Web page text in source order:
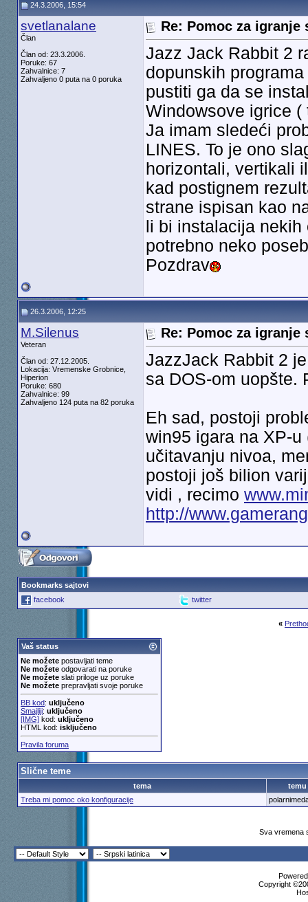
24.3.2006, 15:54
svetlanalane
Član
Član od: 23.3.2006.
Poruke: 67
Zahvalnice: 7
Zahvaljeno 0 puta na 0 poruka
Re: Pomoc za igranje
Jazz Jack Rabbit 2
dopunskih
pustiti ga da se
Windowsove igrice
Ja imam sledeći
LINES. To je ono
horizontali, vertikali
kad postignem
strane ispisan kao
li bi instalacija
potrebno neko
Pozdrav
26.3.2006, 12:25
M.Silenus
Veteran
Član od: 27.12.2005.
Lokacija: Vremenske Grobnice,
Hiperion
Poruke: 680
Zahvalnice: 99
Zahvaljeno 124 puta na 82 poruka
Re: Pomoc za igranje
JazzJack Rabbit 2
sa DOS-om uopšte.
Eh sad, postoji
win95 igara na XP-
učitavanju nivoa,
postoji još bilion
vidi , recimo
http://
Bookmarks sajtovi
facebook
twitter
«
Vaš status
Ne možetepostavljati teme
Ne možeteodgovarati na poruke
Ne možeteslati priloge uz poruke
Ne možeteprepravljati svoje poruke
BB kod: uključeno
Smajliji: uključeno
[IMG]kod: uključeno
HTML kod: isključeno
Pravila foruma
Slične teme
tema
temu
Treba mi pomoc oko konfiguracije
Sva vremena
Copyright